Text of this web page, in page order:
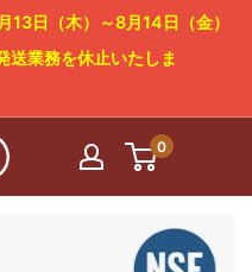
13日（木）～8月14日（金）
送業務を休止いたしま
0